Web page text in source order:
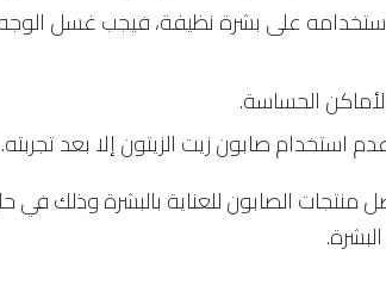
على بشرة نظيفة، فيجب غسل الوجه أو
الحساسة.
استخدام صابون زيت الزيتون إلا بعد تجربته.
منتجات الصابون للعناية بالبشرة وذلك